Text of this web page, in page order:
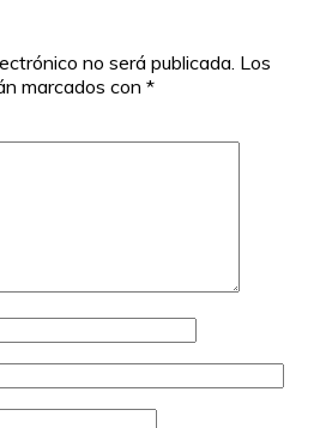
no será publicada. Los
marcados con *